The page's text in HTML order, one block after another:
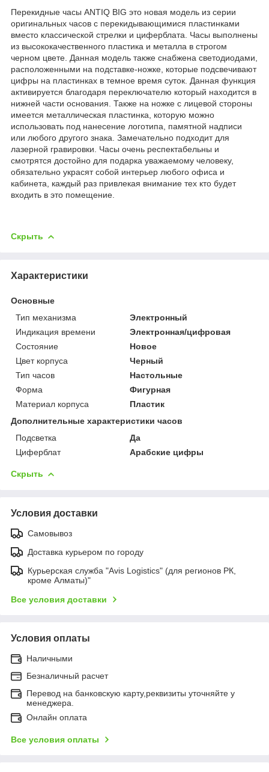
Перекидные часы ANTIQ BIG это новая модель из серии
оригинальных часов с перекидывающимися пластинками
вместо классической стрелки и циферблата. Часы выполнены
из высококачественного пластика и металла в строгом
черном цвете. Данная модель также снабжена светодиодами,
расположенными на подставке-ножке, которые подсвечивают
цифры на пластинках в темное время суток. Данная функция
активируется благодаря переключателю который находится в
нижней части основания. Также на ножке с лицевой стороны
имеется металлическая пластинка, которую можно
использовать под нанесение логотипа, памятной надписи
или любого другого знака. Замечательно подходит для
лазерной гравировки. Часы очень респектабельны и
смотрятся достойно для подарка уважаемому человеку,
обязательно украсят собой интерьер любого офиса и
кабинета, каждый раз привлекая внимание тех кто будет
входить в это помещение.
Скрыть
Характеристики
Основные
Тип механизма
Электронный
Индикация времени
Электронная/цифровая
Состояние
Новое
Цвет корпуса
Черный
Тип часов
Настольные
Форма
Фигурная
Материал корпуса
Пластик
Дополнительные характеристики часов
Подсветка
Да
Циферблат
Арабские цифры
Скрыть
Условия доставки
Самовывоз
Доставка курьером по городу
Курьерская служба "Avis Logistics" (для регионов РК,
кроме Алматы)"
Все условия доставки
Условия оплаты
Наличными
Безналичный расчет
Перевод на банковскую карту,реквизиты уточняйте у
менеджера.
Онлайн оплата
Все условия оплаты